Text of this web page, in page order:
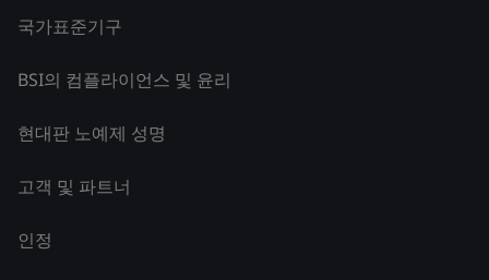
국가표준기구
BSI의 컴플라이언스 및 윤리
현대판 노예제 성명
고객 및 파트너
인정